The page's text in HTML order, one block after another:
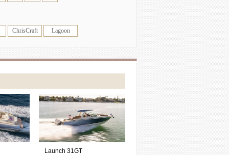
ChrisCraft Lagoon
Launch 31GT